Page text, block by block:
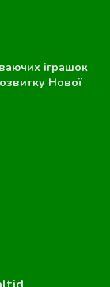
іграшок
Нової